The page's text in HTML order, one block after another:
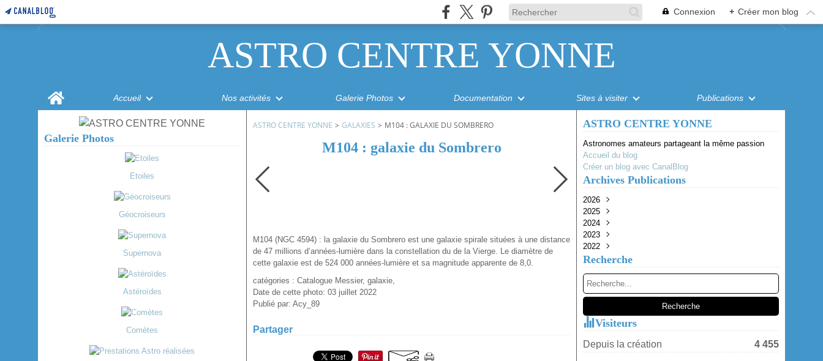
Connexion + Créer mon blog
ASTRO CENTRE YONNE
Home
Accueil
Nos activités Galerie Photos Documentation Sites à visiter Publications
Galerie Photos
Etoiles
Géocroiseurs
Supernova
Astéroïdes
Comètes
ASTRO CENTRE YONNE > GALAXIES > M104 : GALAXIE DU SOMBRERO
M104 : galaxie du Sombrero
M104 (NGC 4594) : la galaxie du Sombrero est une galaxie spirale situées à une distance
de 47 millions d’années-lumière dans la constellation du de la Vierge. Le diamètre de
cette galaxie est de 524 000 années-lumière et sa magnitude apparente de 8,0.
catégories : Catalogue Messier, galaxie,
Date de cette photo: 03 juillet 2022
Publié par: Acy_89
Partager
ASTRO CENTRE YONNE
Astronomes amateurs partageant la même passion
Accueil du blog
Créer un blog avec CanalBlog
Archives Publications
2026
Août
Juillet
Juin
Mai(2)
Avril(1)
Mars(1)
Janvier(2)
2025
Octobre
Juillet
Juin
Mai(4)
Avril(1)
2024
Juillet
Juin
Avril(1)
2023
Octobre
Août(2)
Juin(1)
2022
Octobre(2)
Septembre(1)
Recherche
Visiteurs
Depuis la création 4 455